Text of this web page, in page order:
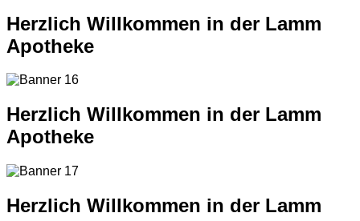
Herzlich Willkommen in der Lamm
Apotheke
Herzlich Willkommen in der Lamm
Apotheke
Herzlich Willkommen in der Lamm